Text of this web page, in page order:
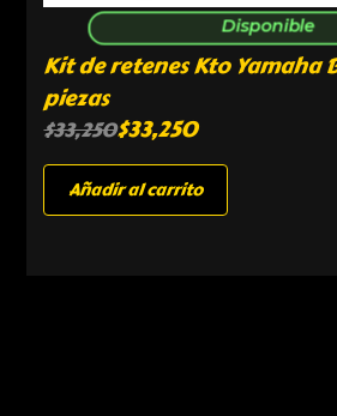
Disponible
Kit de retenes Kto Yamaha
piezas
$33,250$33,250
Añadir al carrito